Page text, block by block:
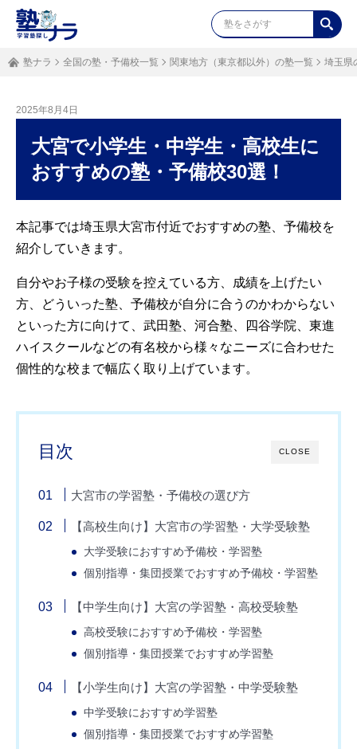
塾ナラ 全国の塾・予備校一覧 関東地方（東京都以外）の塾一覧 埼玉県
2025年8月4日
大宮で小学生・中学生・高校生に
おすすめの塾・予備校30選！
本記事では埼玉県大宮市付近でおすすめの塾、予備校を
紹介していきます。
自分やお子様の受験を控えている方、成績を上げたい
方、どういった塾、予備校が自分に合うのかわからない
といった方に向けて、武田塾、河合塾、四谷学院、東進
ハイスクールなどの有名校から様々なニーズに合わせた
個性的な校まで幅広く取り上げています。
CLOSE
目次
大宮市の学習塾・予備校の選び方
【高校生向け】大宮市の学習塾・大学受験塾
大学受験におすすめ予備校・学習塾
個別指導・集団授業でおすすめ予備校・学習塾
【中学生向け】大宮の学習塾・高校受験塾
高校受験におすすめ予備校・学習塾
個別指導・集団授業でおすすめ学習塾
【小学生向け】大宮の学習塾・中学受験塾
中学受験におすすめ学習塾
個別指導・集団授業でおすすめ学習塾